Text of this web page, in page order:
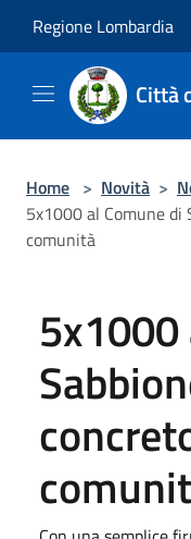
Regione Lombardia
Città
Home > Novità >
5x1000 al Comune di
comunità
5x1000